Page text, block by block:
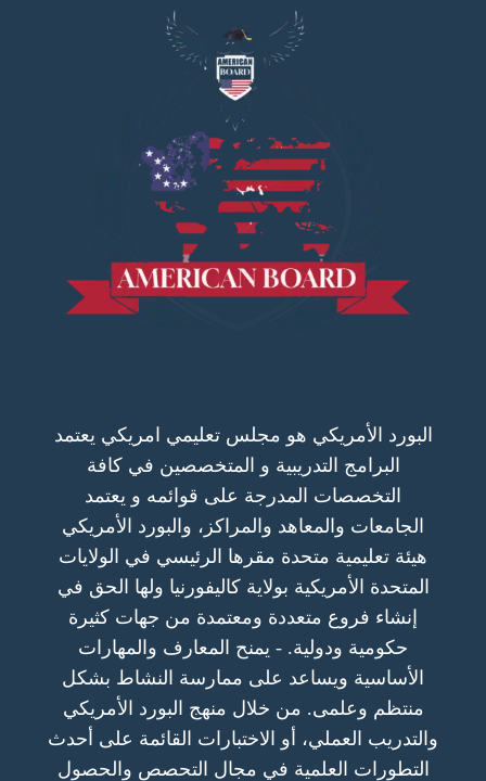
البورد الأمريكي هو مجلس تعليمي امريكي يعتمد
البرامج التدريبية و المتخصصين في كافة
التخصصات المدرجة على قوائمه و يعتمد
الجامعات والمعاهد والمراكز، والبورد الأمريكي
هيئة تعليمية متحدة مقرها الرئيسي في الولايات
المتحدة الأمريكية بولاية كاليفورنيا ولها الحق في
إنشاء فروع متعددة ومعتمدة من جهات كثيرة
حكومية ودولية. - يمنح المعارف والمهارات
الأساسية ويساعد على ممارسة النشاط بشكل
منتظم وعلمى. من خلال منهج البورد الأمريكي
والتدريب العملي، أو الاختبارات القائمة على أحدث
التطورات العلمية في مجال التحصص والحصول